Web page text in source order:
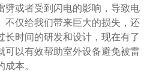
劈或者受到闪电的影响，导致电
不仅给我们带来巨大的损失，还
长时间的研发和设计，现在有了
可以有效帮助室外设备避免被雷
本。